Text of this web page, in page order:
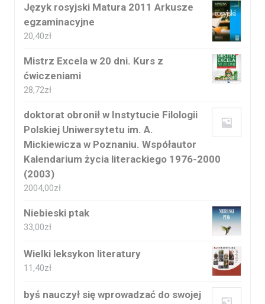
Język rosyjski Matura 2011 Arkusze
egzaminacyjne
20,40zł
Mistrz Excela w 20 dni. Kurs z
ćwiczeniami
28,72zł
doktorat obronił w Instytucie Filologii
Polskiej Uniwersytetu im. A.
Mickiewicza w Poznaniu. Współautor
Kalendarium życia literackiego 1976-2000
(2003)
2004,00zł
Niebieski ptak
33,00zł
Wielki leksykon literatury
11,40zł
byś nauczył się wprowadzać do swojej